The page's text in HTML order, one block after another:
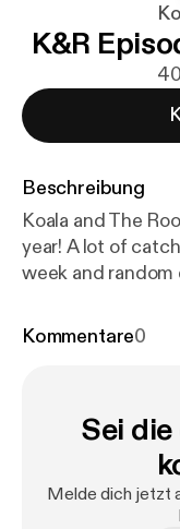
K&R
Beschreibung
Koala and The
year! A lot of
week and
Kommentare0
Sei
Melde dich jetzt